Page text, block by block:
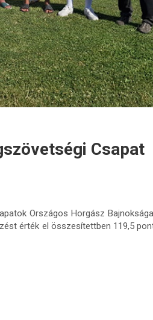
Csapat
Országos Horgász
érték el összesítettben 119,5